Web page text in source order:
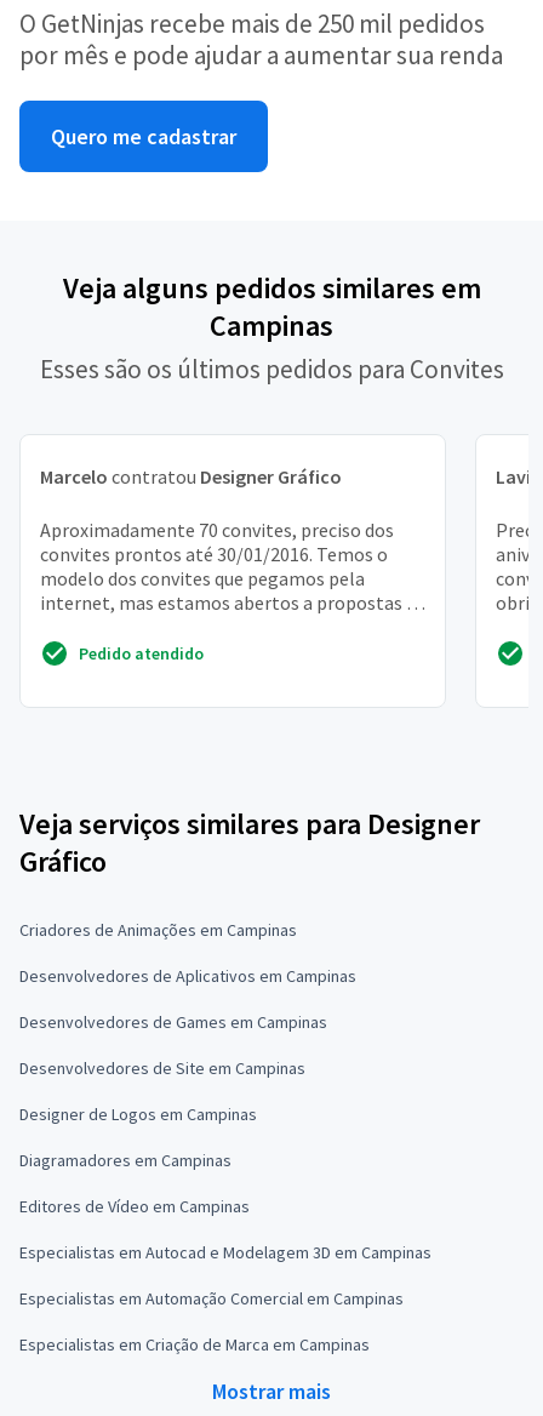
O GetNinjas recebe mais de 250 mil pedidos
por mês e pode ajudar a aumentar sua renda
Quero me cadastrar
Veja alguns pedidos similares em
Campinas
Esses são os últimos pedidos para Convites
Marcelo contratou Designer Gráfico
Aproximadamente 70 convites, preciso dos
convites prontos até 30/01/2016. Temos o
modelo dos convites que pegamos pela
internet, mas estamos abertos a propostas se
Pedido atendido
Veja serviços similares para Designer
Gráfico
Criadores de Animações em Campinas
Desenvolvedores de Aplicativos em Campinas
Desenvolvedores de Games em Campinas
Desenvolvedores de Site em Campinas
Designer de Logos em Campinas
Diagramadores em Campinas
Editores de Vídeo em Campinas
Especialistas em Autocad e Modelagem 3D em Campinas
Especialistas em Automação Comercial em Campinas
Especialistas em Criação de Marca em Campinas
Mostrar mais